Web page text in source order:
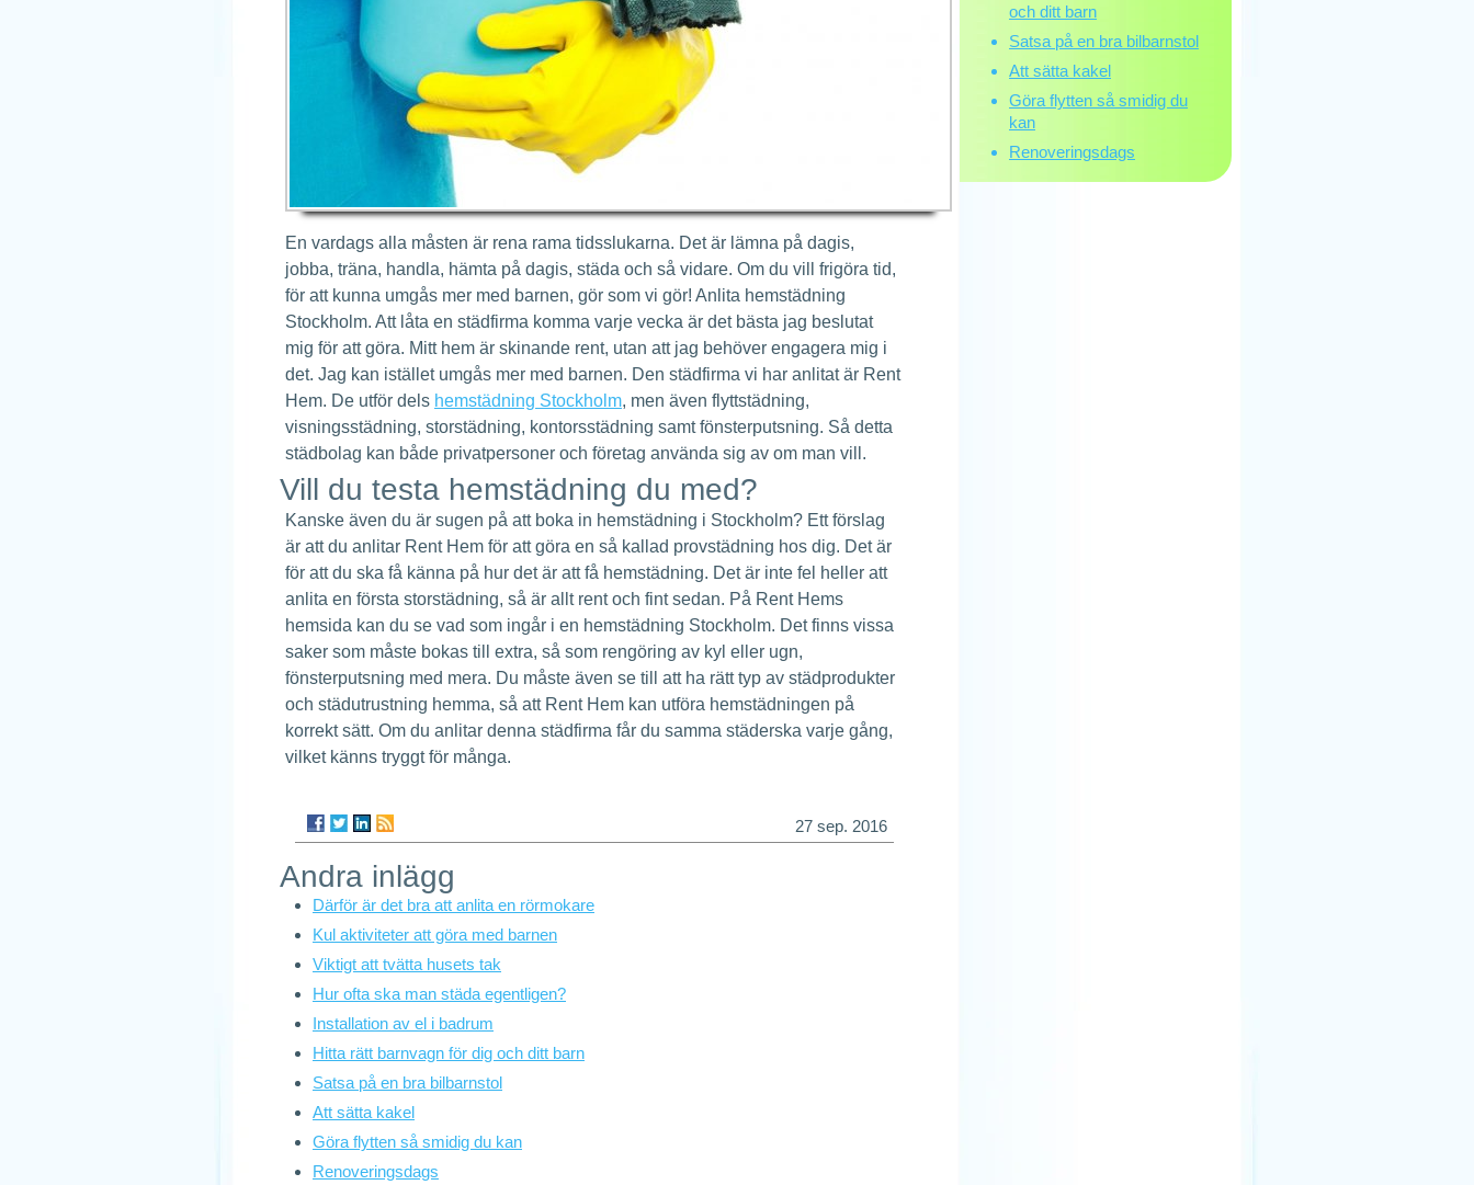
En vardags alla måsten är rena rama tidsslukarna. Det är lämna på dagis,
jobba, träna, handla, hämta på dagis, städa och så vidare. Om du vill frigöra tid,
för att kunna umgås mer med barnen, gör som vi gör! Anlita hemstädning
Stockholm. Att låta en städfirma komma varje vecka är det bästa jag beslutat
mig för att göra. Mitt hem är skinande rent, utan att jag behöver engagera mig i
det. Jag kan istället umgås mer med barnen. Den städfirma vi har anlitat är Rent
Hem. De utför dels hemstädning Stockholm, men även flyttstädning,
visningsstädning, storstädning, kontorsstädning samt fönsterputsning. Så detta
städbolag kan både privatpersoner och företag använda sig av om man vill.
Vill du testa hemstädning du med?
Kanske även du är sugen på att boka in hemstädning i Stockholm? Ett förslag
är att du anlitar Rent Hem för att göra en så kallad provstädning hos dig. Det är
för att du ska få känna på hur det är att få hemstädning. Det är inte fel heller att
anlita en första storstädning, så är allt rent och fint sedan. På Rent Hems
hemsida kan du se vad som ingår i en hemstädning Stockholm. Det finns vissa
saker som måste bokas till extra, så som rengöring av kyl eller ugn,
fönsterputsning med mera. Du måste även se till att ha rätt typ av städprodukter
och städutrustning hemma, så att Rent Hem kan utföra hemstädningen på
korrekt sätt. Om du anlitar denna städfirma får du samma städerska varje gång,
vilket känns tryggt för många.
27 sep. 2016
Andra inlägg
Därför är det bra att anlita en rörmokare
Kul aktiviteter att göra med barnen
Viktigt att tvätta husets tak
Hur ofta ska man städa egentligen?
Installation av el i badrum
Hitta rätt barnvagn för dig och ditt barn
Satsa på en bra bilbarnstol
Att sätta kakel
Göra flytten så smidig du kan
Renoveringsdags
och ditt barn
Satsa på en bra bilbarnstol
Att sätta kakel
Göra flytten så smidig du
kan
Renoveringsdags